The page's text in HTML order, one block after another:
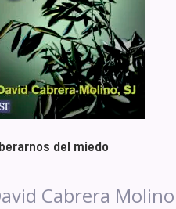
del miedo
Cabrera Molino